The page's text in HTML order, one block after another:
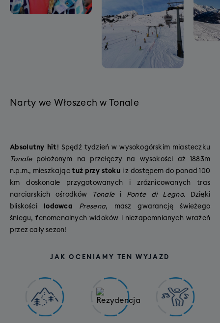
Narty we Włoszech w Tonale
Absolutny hit! Spędź tydzień w wysokogórskim miasteczku
Tonalepołożonym na przełęczy na wysokości aż 1883m
n.p.m., mieszkająctuż przy stoku i z dostępem do ponad 100
km doskonale przygotowanych i zróżnicowanych tras
narciarskich ośrodków
Tonale i Ponte di Legno. Dzięki
bliskości
lodowca Presena, masz gwarancję świeżego
śniegu, fenomenalnych widoków i niezapomnianych wrażeń
przez cały sezon!
JAK OCENIAMY TEN WYJAZD